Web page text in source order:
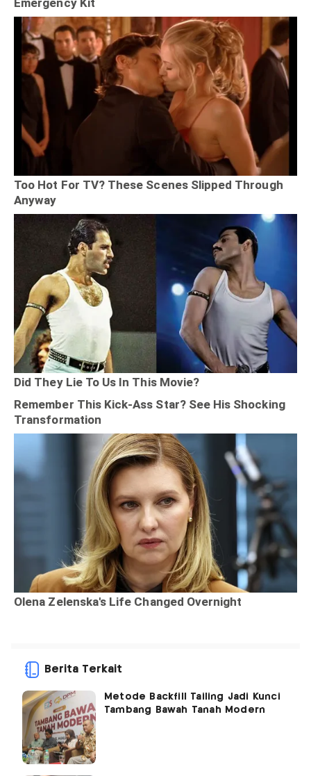
Berita Terkait
Metode Backfill Tailing Jadi Kunci
Tambang Bawah Tanah Modern